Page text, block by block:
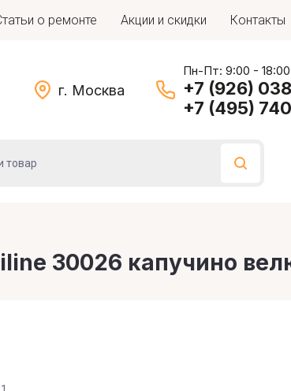
о ремонте Акции и скидки Контакты
г. Москва
Пн-Пт: 9:00 -
+7 (926)
+7 (495)
по параметрам
30026 капучино